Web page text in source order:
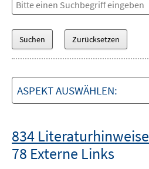
ASPEKT AUSWÄHLEN:
834 Literaturhinweise
78 Externe Links